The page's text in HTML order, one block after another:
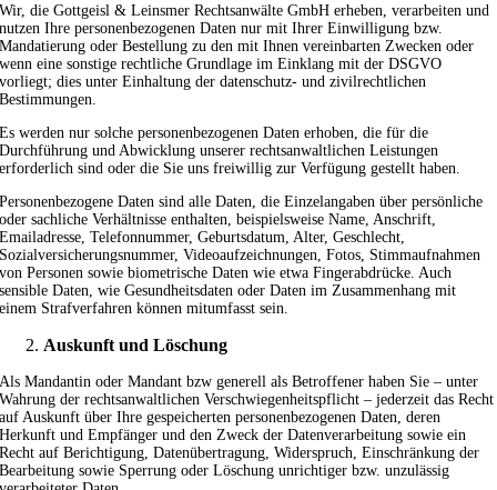
Wir, die Gottgeisl & Leinsmer Rechtsanwälte GmbH erheben, verarbeiten und
nutzen Ihre personenbezogenen Daten nur mit Ihrer Einwilligung bzw.
Mandatierung oder Bestellung zu den mit Ihnen vereinbarten Zwecken oder
wenn eine sonstige rechtliche Grundlage im Einklang mit der DSGVO
vorliegt; dies unter Einhaltung der datenschutz- und zivilrechtlichen
Bestimmungen.
Es werden nur solche personenbezogenen Daten erhoben, die für die
Durchführung und Abwicklung unserer rechtsanwaltlichen Leistungen
erforderlich sind oder die Sie uns freiwillig zur Verfügung gestellt haben.
Personenbezogene Daten sind alle Daten, die Einzelangaben über persönliche
oder sachliche Verhältnisse enthalten, beispielsweise Name, Anschrift,
Emailadresse, Telefonnummer, Geburtsdatum, Alter, Geschlecht,
Sozialversicherungsnummer, Videoaufzeichnungen, Fotos, Stimmaufnahmen
von Personen sowie biometrische Daten wie etwa Fingerabdrücke. Auch
sensible Daten, wie Gesundheitsdaten oder Daten im Zusammenhang mit
einem Strafverfahren können mitumfasst sein.
Auskunft und Löschung
Als Mandantin oder Mandant bzw generell als Betroffener haben Sie – unter
Wahrung der rechtsanwaltlichen Verschwiegenheitspflicht – jederzeit das Recht
auf Auskunft über Ihre gespeicherten personenbezogenen Daten, deren
Herkunft und Empfänger und den Zweck der Datenverarbeitung sowie ein
Recht auf Berichtigung, Datenübertragung, Widerspruch, Einschränkung der
Bearbeitung sowie Sperrung oder Löschung unrichtiger bzw. unzulässig